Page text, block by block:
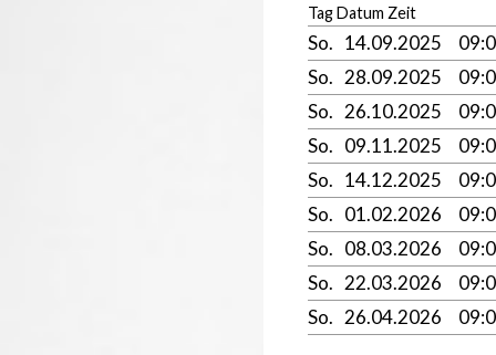
Tag Datum Zeit
So. 14.09.2025
So. 28.09.2025
So. 26.10.2025
So. 09.11.2025
So. 14.12.2025
So. 01.02.2026
So. 08.03.2026
So. 22.03.2026
So. 26.04.2026